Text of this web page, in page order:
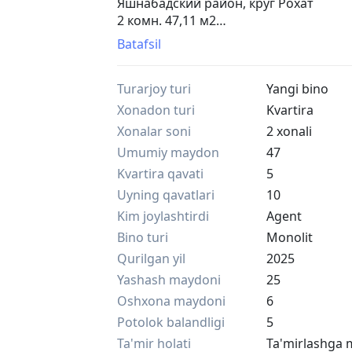
Яшнабадский район, круг Рохат
2 комн. 47,11 м2
5 этаж из 12
Ипотека доступна.
Безопасный двор без машин, охрана
Современный фасад, витражные окна,
Современный фасад, витражные окна,
Приглашаем вас на персональный
Позвоните/напишите. Бесплатная
@suriya_kw | +99893 801 81 41
Batafsil
Turarjoy turi
Yangi bino
Xonadon turi
Kvartira
Xonalar soni
2 xonali
Umumiy maydon
47
Kvartira qavati
5
Uyning qavatlari
10
Kim joylashtirdi
Agent
Bino turi
Monolit
Qurilgan yil
2025
Yashash maydoni
25
Oshxona maydoni
6
Potolok balandligi
5
Ta'mir holati
Ta'mirlashga